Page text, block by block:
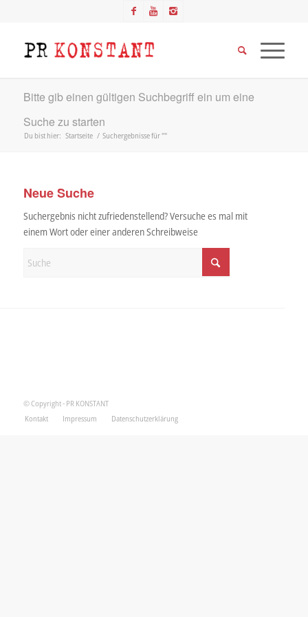
Bitte gib einen gültigen Suchbegriff ein um eine
Suche zu starten
Du bist hier: Startseite / Suchergebnisse für ""
Neue Suche
Suchergebnis nicht zufriedenstellend? Versuche es mal mit
einem Wort oder einer anderen Schreibweise
© Copyright - PR KONSTANT
Kontakt
Impressum Datenschutzerklärung